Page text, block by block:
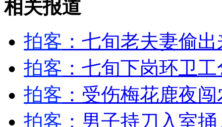
山西运城恶犬咬伤多人 警民合力深夜将其击毙
女孩北京地铁殴打老人 痛下狠手拳打脚踢
无痛分娩是否安全 医生回应
相关报道
拍客 ：七旬老夫妻偷
拍客 ：七旬下岗环卫
拍客 ：受伤梅花鹿夜
拍客 ：男子持刀入室